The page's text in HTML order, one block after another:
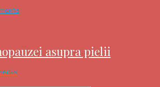
asupra pielii